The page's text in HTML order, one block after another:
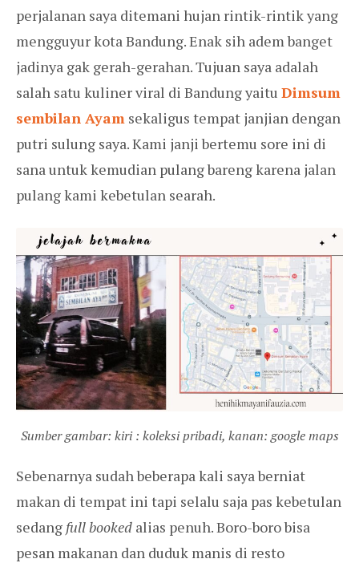
perjalanan saya ditemani hujan rintik-rintik yang
mengguyur kota Bandung. Enak sih adem banget
jadinya gak gerah-gerahan. Tujuan saya adalah
salah satu kuliner viral di Bandung yaitu Dimsum
sembilan Ayam sekaligus tempat janjian dengan
putri sulung saya. Kami janji bertemu sore ini di
sana untuk kemudian pulang bareng karena jalan
pulang kami kebetulan searah.
Sumber gambar: kiri : koleksi pribadi, kanan: google maps
Sebenarnya sudah beberapa kali saya berniat
makan di tempat ini tapi selalu saja pas kebetulan
sedang full booked alias penuh. Boro-boro bisa
pesan makanan dan duduk manis di resto